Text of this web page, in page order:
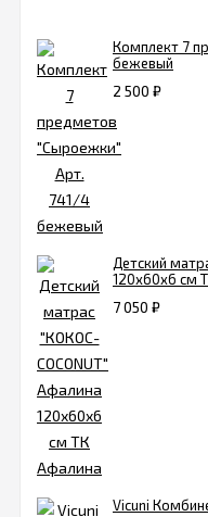
Комплект 7
бежевый
2 500 ₽
Детский
120х60x6 см
7 050 ₽
Vicuni